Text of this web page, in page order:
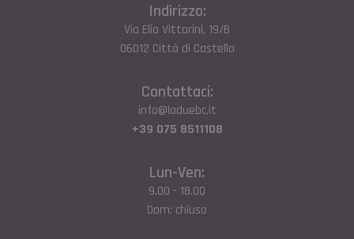
Indirizzo:
Via Elio Vittorini, 19/B
06012 Città di Castello
Contattaci:
info@laduebc.it
+39 075 8511108
Lun-Ven:
9.00 - 18.00
Dom: chiuso